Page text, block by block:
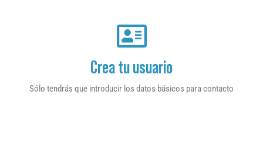
Crea tu usuario
Sólo tendrás que introducir los datos básicos para contacto